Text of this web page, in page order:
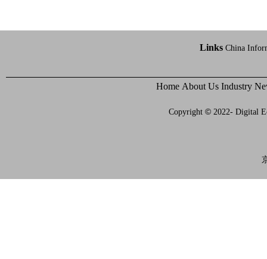
Links China
Home About Us Industry
Copyright ©2022- Digital